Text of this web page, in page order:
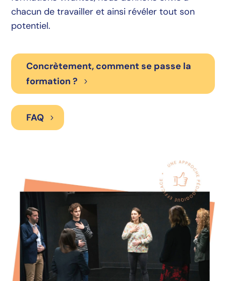
chacun de travailler et ainsi révéler tout son
potentiel.
Concrètement, comment se passe la
formation ?
FAQ